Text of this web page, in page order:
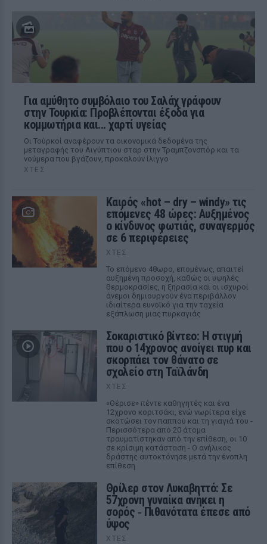
Για αμύθητο συμβόλαιο του Σαλάχ γράφουν
στην Τουρκία: Προβλέπονται έξοδα για
κομμωτήρια και... χαρτί υγείας
Οι Τούρκοί αναφέρουν τα οικονομικά δεδομένα της
μεταγραφής του Αιγύπτιου σταρ στην Τραμπζονσπόρ και τα
νούμερα που βγάζουν, προκαλούν ίλιγγο
ΧΤΕΣ
Καιρός «hot – dry – windy» τις
επόμενες 48 ώρες: Αυξημένος
ο κίνδυνος φωτιάς, συναγερμός
σε 6 περιφέρειες
ΧΤΕΣ
Το επόμενο 48ωρο, επομένως, απαιτεί
αυξημένη προσοχή, καθώς οι υψηλές
θερμοκρασίες, η ξηρασία και οι ισχυροί
άνεμοι δημιουργούν ένα περιβάλλον
ιδιαίτερα ευνοϊκό για την ταχεία
εξάπλωση μιας πυρκαγιάς
Σοκαριστικό βίντεο: Η στιγμή
που ο 14χρονος ανοίγει πυρ και
σκορπάει τον θάνατο σε
σχολείο στη Ταϊλάνδη
ΧΤΕΣ
«Θέρισε» πέντε καθηγητές και ένα
12χρονο κοριτσάκι, ενώ νωρίτερα είχε
σκοτώσει τον παππού και τη γιαγιά του -
Περισσότερα από 20 άτομα
τραυματίστηκαν από την επίθεση, οι 10
σε κρίσιμη κατάσταση - Ο ανήλικος
δράστης αυτοκτόνησε μετά την ένοπλη
επίθεση
Θρίλερ στον Λυκαβηττό: Σε
57χρονη γυναίκα ανήκει η
σορός ‑ Πιθανότατα έπεσε από
ύψος
ΧΤΕΣ